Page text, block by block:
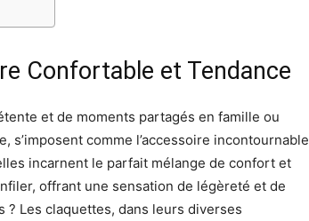
Confortable et Tendance
et de moments partagés en famille ou
comme l’accessoire incontournable
incarnent le parfait mélange de confort et
offrant une sensation de légèreté et de
Les claquettes, dans leurs diverses